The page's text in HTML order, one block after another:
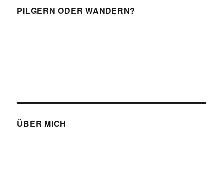
PILGERN ODER WANDERN?
ÜBER MICH